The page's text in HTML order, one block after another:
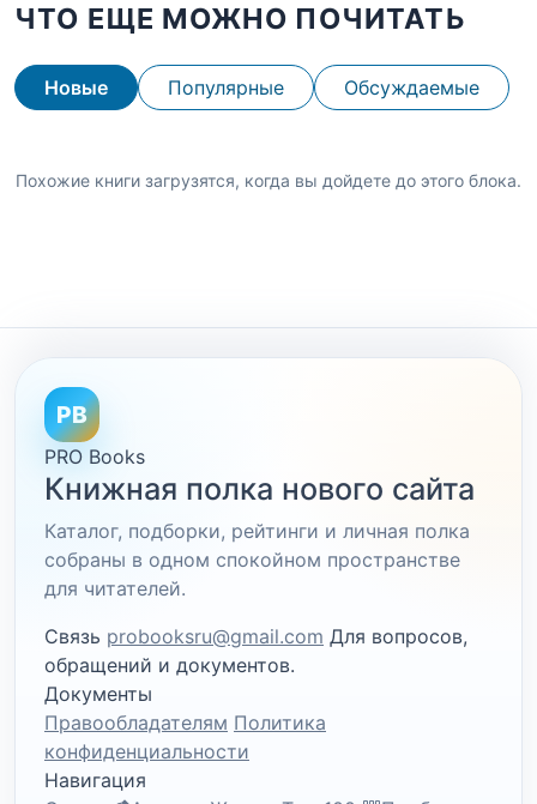
ЧТО ЕЩЕ МОЖНО ПОЧИТАТЬ
Новые Популярные Обсуждаемые
Похожие книги загрузятся, когда вы дойдете до этого блока.
PB
PRO Books
Книжная полка нового сайта
Каталог, подборки, рейтинги и личная полка
собраны в одном спокойном пространстве
для читателей.
Связь probooksru@gmail.com Для вопросов,
обращений и документов.
Документы
Правообладателям Политика
конфиденциальности
Навигация